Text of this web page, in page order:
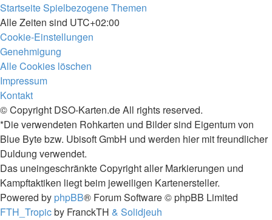
StartseiteSpielbezogene Themen
Alle Zeiten sind UTC+02:00
Cookie-Einstellungen
Genehmigung
Alle Cookies löschen
Impressum
Kontakt
© Copyright DSO-Karten.de All rights reserved.
*Die verwendeten Rohkarten und Bilder sind Eigentum von
Blue Byte bzw. Ubisoft GmbH und werden hier mit freundlicher
Duldung verwendet.
Das uneingeschränkte Copyright aller Markierungen und
Kampftaktiken liegt beim jeweiligen Kartenersteller.
Powered by phpBB® Forum Software © phpBB Limited
FTH_Tropicby FranckTH & Solidjeuh